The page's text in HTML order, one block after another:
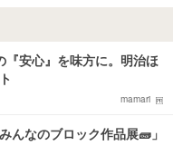
『安心』を味方に。明治ほ
mamari
んなのブロック作品展🧱」